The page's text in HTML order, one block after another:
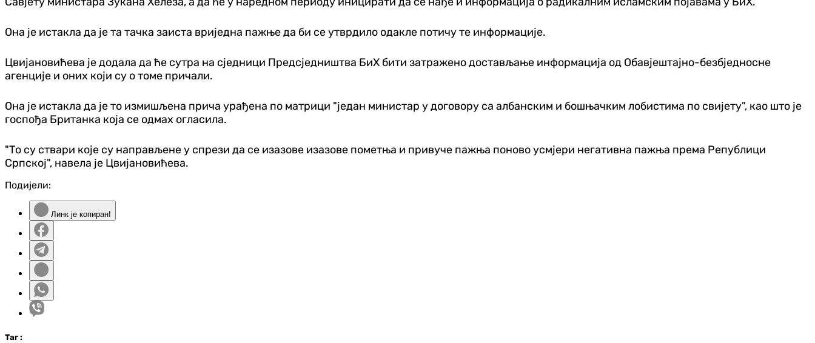
Она је истакла да је та тачка заиста вриједна пажње да би се утврдило одакле потичу те информације.
Цвијановићева је додала да ће сутра на сједници Предсједништва БиХ бити затражено достављање информација од Обавјештајно-безбједносне
агенције и оних који су о томе причали.
Она је истакла да је то измишљена прича урађена по матрици "један министар у договору са албанским и бошњачким лобистима по свијету", као што је
госпођа Британка која се одмах огласила.
"То су ствари које су направљене у спрези да се изазове изазове пометња и привуче пажња поново усмјери негативна пажња према Републици
Српској", навела је Цвијановићева.
Подијели:
Линк је копиран!
Таг :